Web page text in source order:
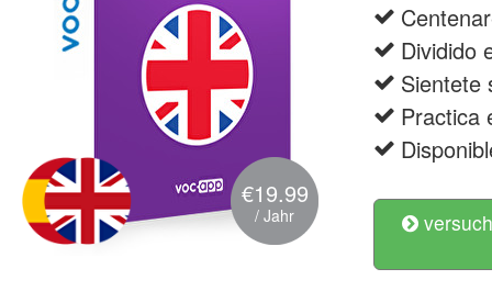
€19.99
/ Jahr
Dividido
Sientete
Practica